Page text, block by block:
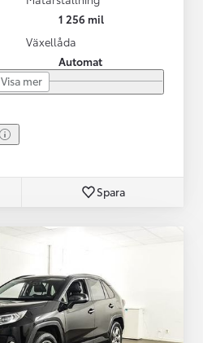
1 256 mil
Växellåda
Automat
Visa mer
Spara